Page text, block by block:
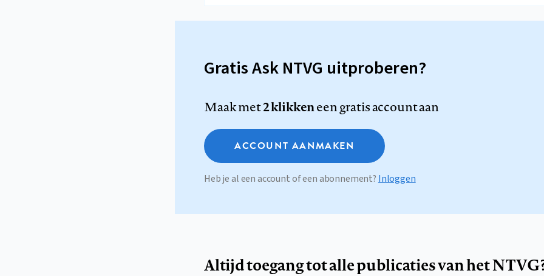
Gratis Ask NTVG uitproberen?
Maak met2 klikkeneen gratis account aan
ACCOUNT AANMAKEN
Heb je al een account of een abonnement? Inloggen
Altijd toegang tot alle publicaties van het